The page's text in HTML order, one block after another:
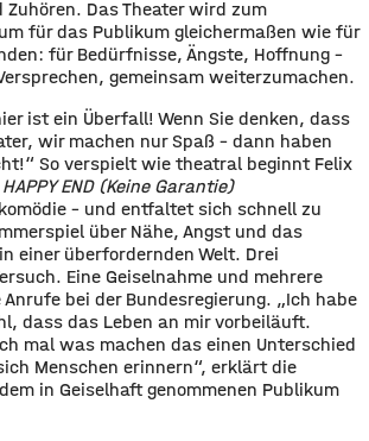
Das Theater wird zum
für das Publikum gleichermaßen wie für
für Bedürfnisse, Ängste, Hoffnung –
gemeinsam weiterzumachen.
ist ein Überfall! Wenn Sie denken, dass
wir machen nur Spaß – dann haben
So verspielt wie theatral beginnt Felix
HAPPY END (Keine Garantie)
– und entfaltet sich schnell zu
über Nähe, Angst und das
einer überfordernden Welt. Drei
Eine Geiselnahme und mehrere
bei der Bundesregierung. „Ich habe
dass das Leben an mir vorbeiläuft.
mal was machen das einen Unterschied
Menschen erinnern“, erklärt die
in Geiselhaft genommenen Publikum